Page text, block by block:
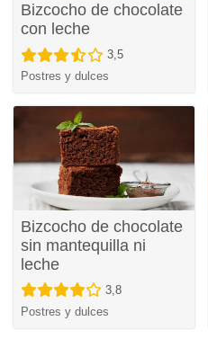
Bizcocho de chocolate
con leche
3,5
Postres y dulces
Bizcocho de chocolate
sin mantequilla ni
leche
3,8
Postres y dulces